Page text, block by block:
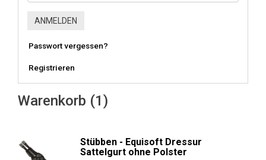
Passwort vergessen?
Registrieren
Warenkorb (1)
Stübben - Equisoft Dressur
Sattelgurt ohne Polster